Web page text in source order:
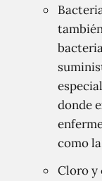
donde
como
Cloro y